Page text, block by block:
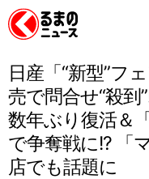
日産「“新型”フ
売で問合せ“殺到
数年ぶり復活＆
で争奪戦に!? 「
店でも話題に